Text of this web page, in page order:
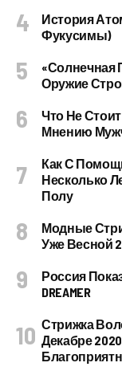
История
Фукусимы)
«Солнечная
Оружие
Что Не
Мнению
Как С
Несколько
Полу
Модные
Уже Весной
Россия
DREAMER
Стрижка
Декабре